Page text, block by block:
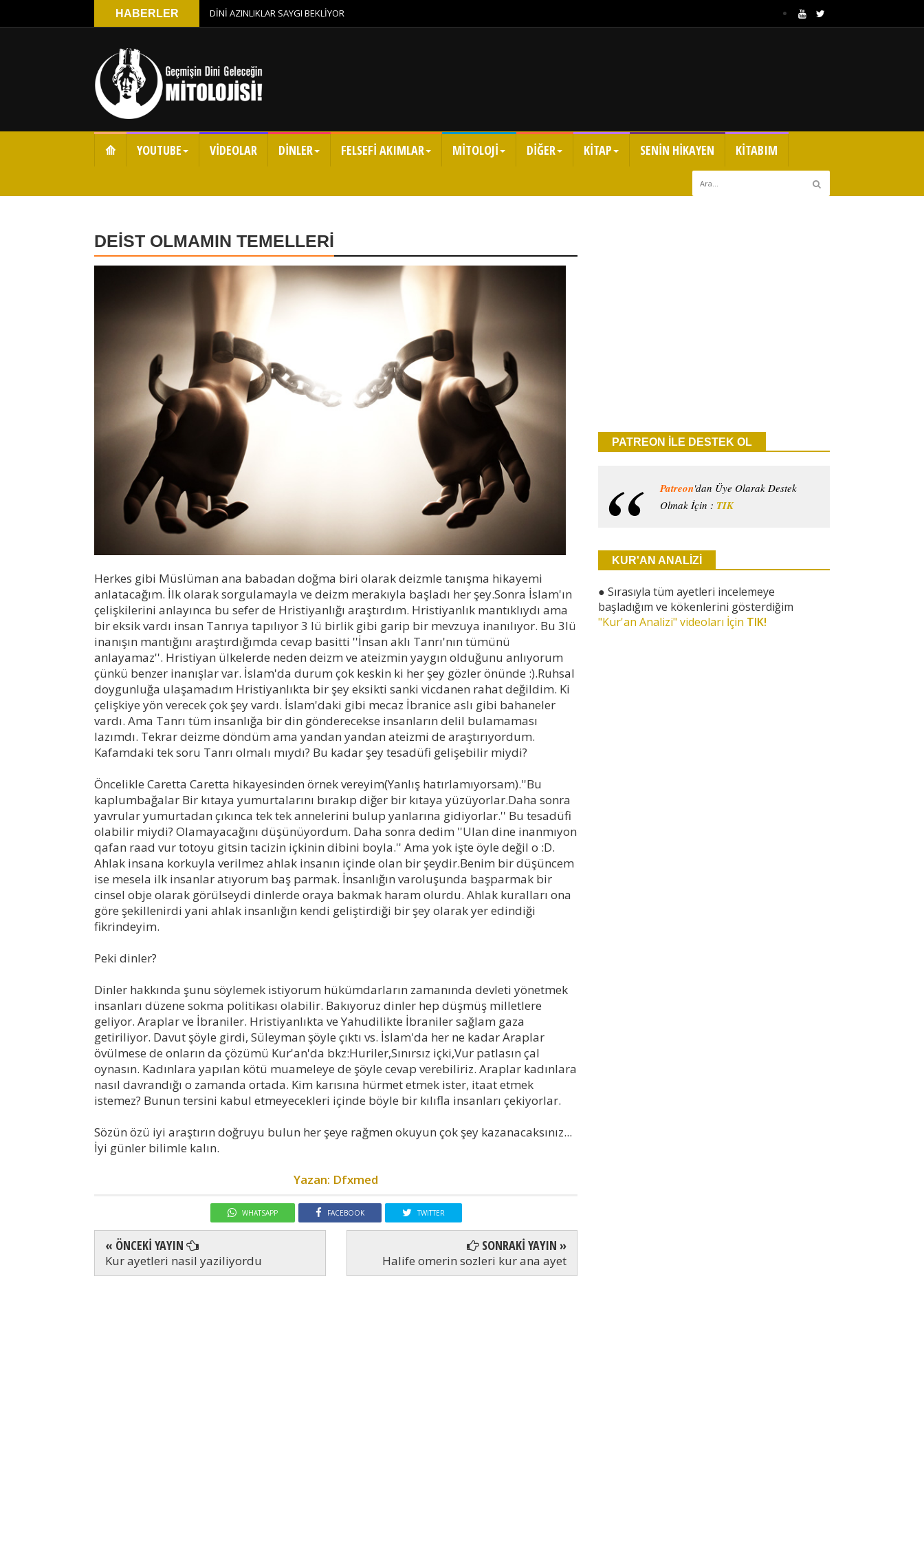
HABERLER DİNİ AZINLIKLAR SAYGI BEKLİYOR
⟰ YOUTUBE VİDEOLAR DİNLER FELSEFİ AKIMLAR MİTOLOJİ DİĞER KİTAP SENİN HİKAYEN KİTABIM
DEİST OLMAMIN TEMELLERİ
Herkes gibi Müslüman ana babadan doğma biri olarak deizmle tanışma hikayemi
anlatacağım. İlk olarak sorgulamayla ve deizm merakıyla başladı her şey.Sonra İslam'ın
çelişkilerini anlayınca bu sefer de Hristiyanlığı araştırdım. Hristiyanlık mantıklıydı ama
bir eksik vardı insan Tanrıya tapılıyor 3 lü birlik gibi garip bir mevzuya inanılıyor. Bu 3lü
inanışın mantığını araştırdığımda cevap basitti ''İnsan aklı Tanrı'nın tümünü
anlayamaz''. Hristiyan ülkelerde neden deizm ve ateizmin yaygın olduğunu anlıyorum
çünkü benzer inanışlar var. İslam'da durum çok keskin ki her şey gözler önünde :).Ruhsal
doygunluğa ulaşamadım Hristiyanlıkta bir şey eksikti sanki vicdanen rahat değildim. Ki
çelişkiye yön verecek çok şey vardı. İslam'daki gibi mecaz İbranice aslı gibi bahaneler
vardı. Ama Tanrı tüm insanlığa bir din gönderecekse insanların delil bulamaması
lazımdı. Tekrar deizme döndüm ama yandan yandan ateizmi de araştırıyordum.
Kafamdaki tek soru Tanrı olmalı mıydı? Bu kadar şey tesadüfi gelişebilir miydi?
Öncelikle Caretta Caretta hikayesinden örnek vereyim(Yanlış hatırlamıyorsam).''Bu
kaplumbağalar Bir kıtaya yumurtalarını bırakıp diğer bir kıtaya yüzüyorlar.Daha sonra
yavrular yumurtadan çıkınca tek tek annelerini bulup yanlarına gidiyorlar.'' Bu tesadüfi
olabilir miydi? Olamayacağını düşünüyordum. Daha sonra dedim ''Ulan dine inanmıyon
qafan raad vur totoyu gitsin tacizin içkinin dibini boyla.'' Ama yok işte öyle değil o :D.
Ahlak insana korkuyla verilmez ahlak insanın içinde olan bir şeydir.Benim bir düşüncem
ise mesela ilk insanlar atıyorum baş parmak. İnsanlığın varoluşunda başparmak bir
cinsel obje olarak görülseydi dinlerde oraya bakmak haram olurdu. Ahlak kuralları ona
göre şekillenirdi yani ahlak insanlığın kendi geliştirdiği bir şey olarak yer edindiği
fikrindeyim.
Peki dinler?
Dinler hakkında şunu söylemek istiyorum hükümdarların zamanında devleti yönetmek
insanları düzene sokma politikası olabilir. Bakıyoruz dinler hep düşmüş milletlere
geliyor. Araplar ve İbraniler. Hristiyanlıkta ve Yahudilikte İbraniler sağlam gaza
getiriliyor. Davut şöyle girdi, Süleyman şöyle çıktı vs. İslam'da her ne kadar Araplar
övülmese de onların da çözümü Kur'an'da bkz:Huriler,Sınırsız içki,Vur patlasın çal
oynasın. Kadınlara yapılan kötü muameleye de şöyle cevap verebiliriz. Araplar kadınlara
nasıl davrandığı o zamanda ortada. Kim karısına hürmet etmek ister, itaat etmek
istemez? Bunun tersini kabul etmeyecekleri içinde böyle bir kılıfla insanları çekiyorlar.
Sözün özü iyi araştırın doğruyu bulun her şeye rağmen okuyun çok şey kazanacaksınız...
İyi günler bilimle kalın.
Yazan: Dfxmed
WHATSAPP FACEBOOK TWITTER
« ÖNCEKİ YAYIN
Kur ayetleri nasil yaziliyordu
SONRAKİ YAYIN »
Halife omerin sozleri kur ana ayet
PATREON İLE DESTEK OL
Patreon'dan Üye Olarak Destek
Olmak İçin : TIK
KUR'AN ANALİZİ
●Sırasıyla tüm ayetleri incelemeye
başladığım ve kökenlerini gösterdiğim
"Kur'an Analizi" videoları İçin TIK!